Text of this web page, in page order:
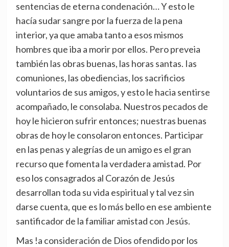
sentencias de eterna condenación… Y esto le
hacía sudar sangre por la fuerza de la pena
interior, ya que amaba tanto a esos mismos
hombres que iba a morir por ellos. Pero preveia
también las obras buenas, las horas santas. Ias
comuniones, las obediencias, los sacrificios
voluntarios de sus amigos, y esto le hacia sentirse
acompañado, le consolaba. Nuestros pecados de
hoy le hicieron sufrir entonces; nuestras buenas
obras de hoy le consolaron entonces. Participar
en las penas y alegrías de un amigo es el gran
recurso que fomenta la verdadera amistad. Por
eso los consagrados al Corazón de Jesús
desarrollan toda su vida espiritual ­y tal vez sin
darse cuenta, que es lo más bello­ en ese ambiente
santificador de la familiar amistad con Jesús.
Mas !a consideración de Dios ofendido por los